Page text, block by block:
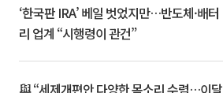
‘한국판 IRA’ 베일 벗었지만…반도체·배터
리 업계 “시행령이 관건”